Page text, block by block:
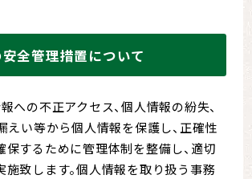
全管理措置について
への不正アクセス、個人情報の紛失、
えい等から個人情報を保護し、正確性
保するために管理体制を整備し、適切
施致します。個人情報を取り扱う事務